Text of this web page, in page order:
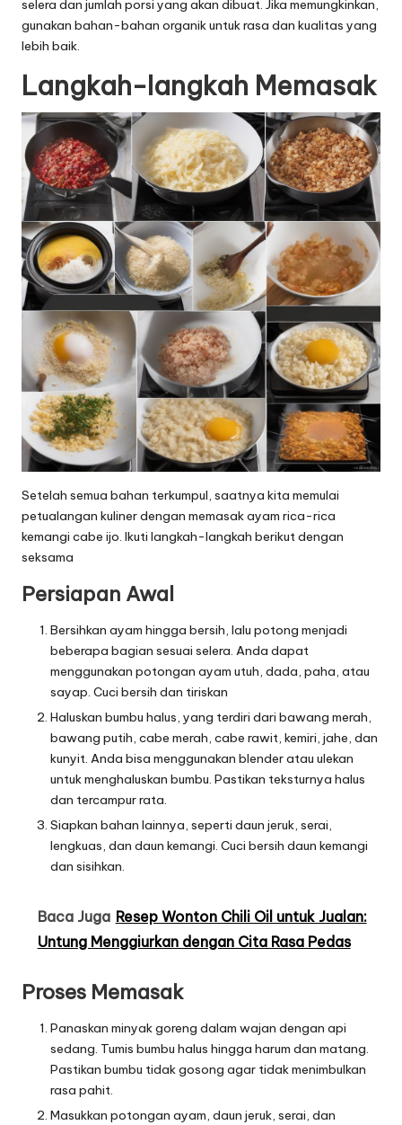
selera dan jumlah porsi yang akan dibuat. Jika memungkinkan,
gunakan bahan-bahan organik untuk rasa dan kualitas yang
lebih baik.
Langkah-langkah Memasak
Setelah semua bahan terkumpul, saatnya kita memulai
petualangan kuliner dengan memasak ayam rica-rica
kemangi cabe ijo. Ikuti langkah-langkah berikut dengan
seksama
Persiapan Awal
Bersihkan ayam hingga bersih, lalu potong menjadi
beberapa bagian sesuai selera. Anda dapat
menggunakan potongan ayam utuh, dada, paha, atau
sayap. Cuci bersih dan tiriskan
Haluskan bumbu halus, yang terdiri dari bawang merah,
bawang putih, cabe merah, cabe rawit, kemiri, jahe, dan
kunyit. Anda bisa menggunakan blender atau ulekan
untuk menghaluskan bumbu. Pastikan teksturnya halus
dan tercampur rata.
Siapkan bahan lainnya, seperti daun jeruk, serai,
lengkuas, dan daun kemangi. Cuci bersih daun kemangi
dan sisihkan.
Baca Juga Resep Wonton Chili Oil untuk Jualan:
Untung Menggiurkan dengan Cita Rasa Pedas
Proses Memasak
Panaskan minyak goreng dalam wajan dengan api
sedang. Tumis bumbu halus hingga harum dan matang.
Pastikan bumbu tidak gosong agar tidak menimbulkan
rasa pahit.
Masukkan potongan ayam, daun jeruk, serai, dan